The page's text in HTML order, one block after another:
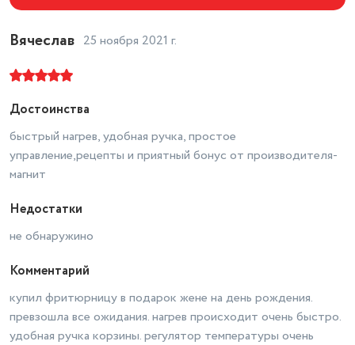
Вячеслав 25 ноября 2021 г.
Достоинства
быстрый нагрев, удобная ручка, простое
управление,рецепты и приятный бонус от производителя-
магнит
Недостатки
не обнаружино
Комментарий
купил фритюрницу в подарок жене на день рождения.
превзошла все ожидания. нагрев происходит очень быстро.
удобная ручка корзины. регулятор температуры очень